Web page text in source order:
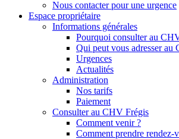
Nous contacter pour une urgence
Espace propriétaire
Informations générales
Pourquoi consulter au
Qui peut vous adresser au
Urgences
Actualités
Administration
Nos tarifs
Paiement
Consulter au CHV Frégis
Comment venir ?
Comment prendre rendez-